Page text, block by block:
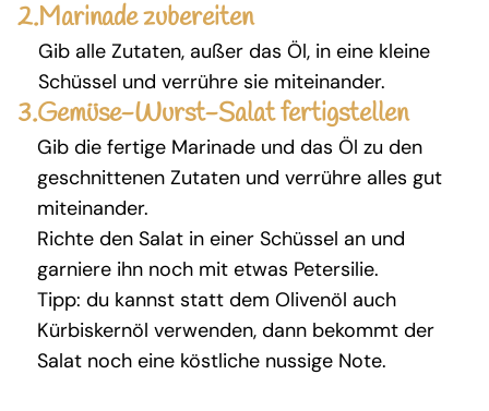
2.Marinade zubereiten
Gib alle Zutaten, außer das Öl, in eine kleine
Schüssel und verrühre sie miteinander.
3.Gemüse-Wurst-Salat fertigstellen
Gib die fertige Marinade und das Öl zu den
geschnittenen Zutaten und verrühre alles gut
miteinander.
Richte den Salat in einer Schüssel an und
garniere ihn noch mit etwas Petersilie.
Tipp: du kannst statt dem Olivenöl auch
Kürbiskernöl verwenden, dann bekommt der
Salat noch eine köstliche nussige Note.